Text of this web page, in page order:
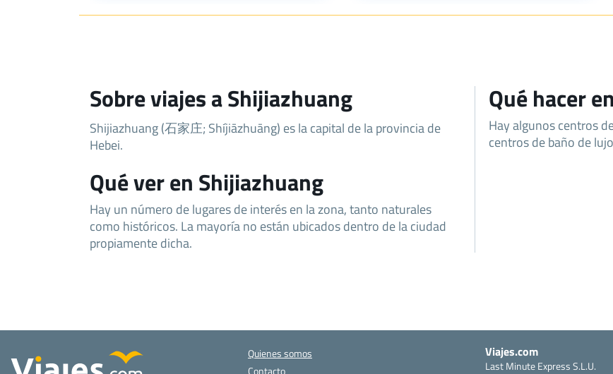
Sobre viajes a Shijiazhuang
Shijiazhuang (石家庄; Shíjiāzhuāng) es la capital de la provincia de
Hebei.
Qué ver en Shijiazhuang
Hay un número de lugares de interés en la zona, tanto naturales
como históricos. La mayoría no están ubicados dentro de la ciudad
propiamente dicha.
Qué hacer
Hay algunos centros
centros de baño de
Quienes somos
Contacto
Viajes.com
Last Minute Express S.L.U.